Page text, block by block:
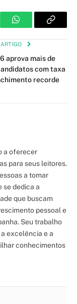
WhatsAppCopy
aprova mais de
com taxa
recorde
a oferecer
para seus leitores.
a tomar
se dedica a
que buscam
pessoal e
Seu trabalho
excelência e a
conhecimentos